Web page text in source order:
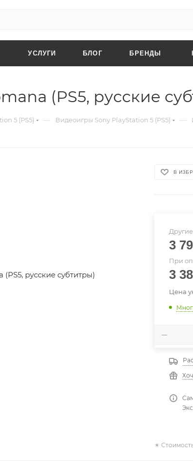
УСЛУГИ БЛОГ БРЕНДЫ
(PS5, русские
5 (PS5) — Видеоигры Sony PlayStation 5 (PS5) —
В
3
При
3
Цена
✴️